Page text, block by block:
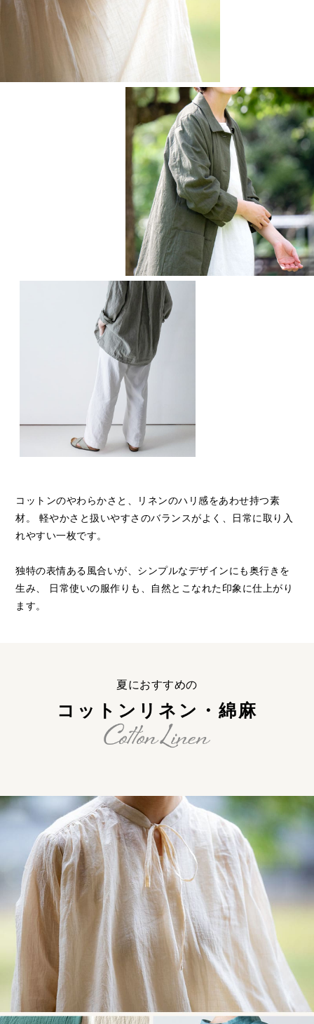
コットンのやわらかさと、リネンのハリ感をあわせ持つ素
材。
軽やかさと扱いやすさのバランスがよく、日常に取り入
れやすい一枚です。
独特の表情ある風合いが、シンプルなデザインにも奥行きを
生み、
日常使いの服作りも、自然とこなれた印象に仕上がり
ます。
夏におすすめの
コットンリネン・綿麻